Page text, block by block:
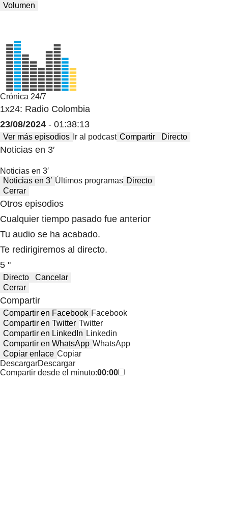
Volumen
Crónica 24/7
1x24: Radio Colombia
23/08/2024 - 01:38:13
Ver más episodios Ir al podcast Compartir Directo
Noticias en 3′
Noticias en 3′
Noticias en 3′ Últimos programas Directo
Cerrar
Otros episodios
Cualquier tiempo pasado fue anterior
Tu audio se ha acabado.
Te redirigiremos al directo.
5 "
Directo
Cancelar
Cerrar
Compartir
Compartir en Facebook Facebook
Compartir en Twitter Twitter
Compartir en LinkedIn Linkedin
Compartir en WhatsApp WhatsApp
Copiar enlace Copiar
DescargarDescargar
Compartir desde el minuto:00:00